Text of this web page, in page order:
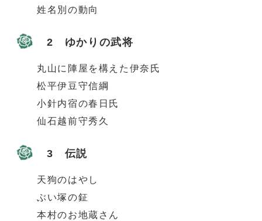
姓名別の動向
2 ゆかりの武将
丸山に陣屋を構えた伊奈氏
松平伊豆守信綱
小針内宿の春日氏
仙石越前守秀久
3 伝説
天狗のはやし
ぶい塚の鉦
本村のお地蔵さん